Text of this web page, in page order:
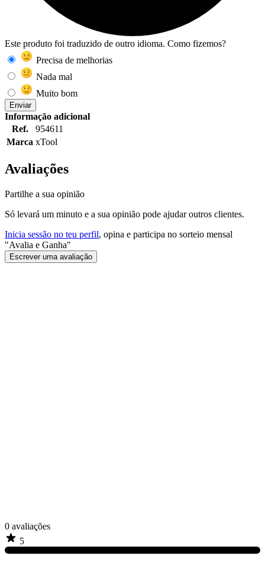
Este produto foi traduzido de outro idioma. Como fizemos?
Precisa de melhorias
Nada mal
Muito bom
Enviar
Informação adicional
Ref.
954611
Marca xTool
Avaliações
Partilhe a sua opinião
Só levará um minuto e a sua opinião pode ajudar outros clientes.
Inicia sessão no teu perfil, opina e participa no sorteio mensal
"Avalia e Ganha"
Escrever uma avaliação
0 avaliações
5